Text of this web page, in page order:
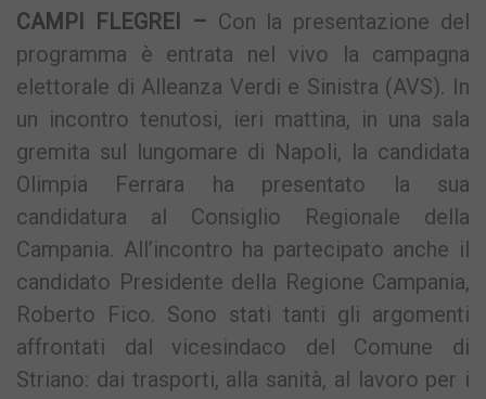
CAMPI FLEGREI – Con la presentazione del
programma è entrata nel vivo la campagna
elettorale di Alleanza Verdi e Sinistra (AVS). In
un incontro tenutosi, ieri mattina, in una sala
gremita sul lungomare di Napoli, la candidata
Olimpia Ferrara ha presentato la sua
candidatura al Consiglio Regionale della
Campania. All’incontro ha partecipato anche il
candidato Presidente della Regione Campania,
Roberto Fico. Sono stati tanti gli argomenti
affrontati dal vicesindaco del Comune di
Striano: dai trasporti, alla sanità, al lavoro per i